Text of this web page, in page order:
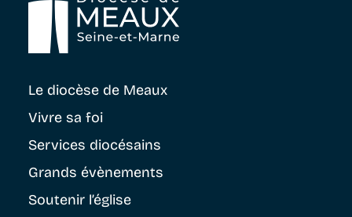
Le diocèse de Meaux
Vivre sa foi
Services diocésains
Grands évènements
Soutenir l’église